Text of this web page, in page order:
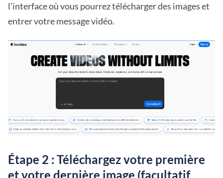
l'interface où vous pourrez télécharger des images et
entrer votre message vidéo.
Étape 2 : Téléchargez votre première
et votre dernière image (facultatif